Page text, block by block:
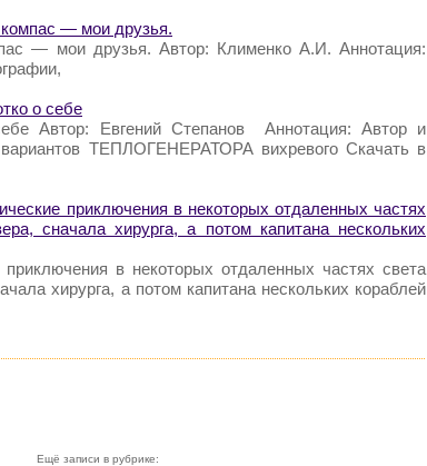
— мои друзья.
— мои друзья. Автор: Клименко А.И. Аннотация:
о себе
Автор: Евгений Степанов Аннотация: Автор и
вариантов ТЕПЛОГЕНЕРАТОРА вихревого Скачать в
приключения в некоторых отдаленных частях
сначала хирурга, а потом капитана нескольких
приключения в некоторых отдаленных частях света
хирурга, а потом капитана нескольких кораблей
Ещё записи в рубрике: